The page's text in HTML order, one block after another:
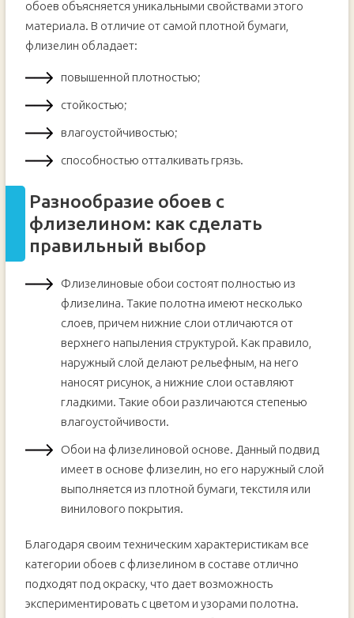
обоев объясняется уникальными свойствами этого
материала. В отличие от самой плотной бумаги,
флизелин обладает:
повышенной плотностью;
стойкостью;
влагоустойчивостью;
способностью отталкивать грязь.
Разнообразие обоев с
флизелином: как сделать
правильный выбор
Флизелиновые обои состоят полностью из
флизелина. Такие полотна имеют несколько
слоев, причем нижние слои отличаются от
верхнего напыления структурой. Как правило,
наружный слой делают рельефным, на него
наносят рисунок, а нижние слои оставляют
гладкими. Такие обои различаются степенью
влагоустойчивости.
Обои на флизелиновой основе. Данный подвид
имеет в основе флизелин, но его наружный слой
выполняется из плотной бумаги, текстиля или
винилового покрытия.
Благодаря своим техническим характеристикам все
категории обоев с флизелином в составе отлично
подходят под окраску, что дает возможность
экспериментировать с цветом и узорами полотна.